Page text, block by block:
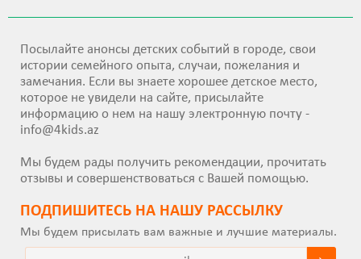
Посылайте анонсы детских событий в городе, свои
истории семейного опыта, случаи, пожелания и
замечания. Если вы знаете хорошее детское место,
которое не увидели на сайте, присылайте
информацию о нем на нашу электронную почту -
info@4kids.az
Мы будем рады получить рекомендации, прочитать
отзывы и совершенствоваться с Вашей помощью.
ПОДПИШИТEСЬ НА НАШУ РАССЫЛКУ
Мы будем присылать вам важные и лучшие материалы.